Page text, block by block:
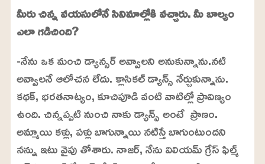
మీరు చిన్న వయసులోనే సినిమాల్లోకి వచ్చారు. మీ బాల్యం
ఎలా గడిచింది?
-నేను ఒక మంచి డ్యాన్సర్ అవ్వాలని అనుకున్నాను.నటి
అవ్వాలనే ఆలోచన లేదు. క్లాసికల్ డ్యాన్స్ నేర్చుకున్నాను.
కథక్, భరతనాట్యం, కూచిపూడి వంటి వాటిల్లో ప్రావిణ్యం
ఉంది. చిన్నప్పటి నుంచి నాకు డ్యాన్స్ అంటే ప్రాణం.
అమ్మాయి కళ్లు, పళ్లు బాగున్నాయి నటిస్తే బాగుంటుందని
నన్ను ఇటు వైపు తోశారు. నాజర్, నేను విలియమ్ గ్రేస్ ఫిల్మ్